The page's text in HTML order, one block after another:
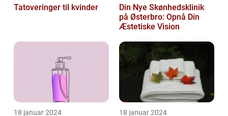
Tatoveringer til kvinder
Din Nye Skønhedsklinik
på Østerbro: Opnå Din
Æstetiske Vision
18 januar 2024 18 januar 2024